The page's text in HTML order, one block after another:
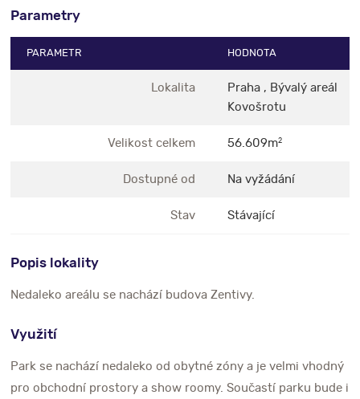
Parametry
PARAMETR HODNOTA
Lokalita
Praha , Bývalý areál
Kovošrotu
Velikost celkem 56.609m2
Dostupné od Na vyžádání
Stav Stávající
Popis lokality
Nedaleko areálu se nachází budova Zentivy.
Využití
Park se nachází nedaleko od obytné zóny a je velmi vhodný
pro obchodní prostory a show roomy. Součastí parku bude i